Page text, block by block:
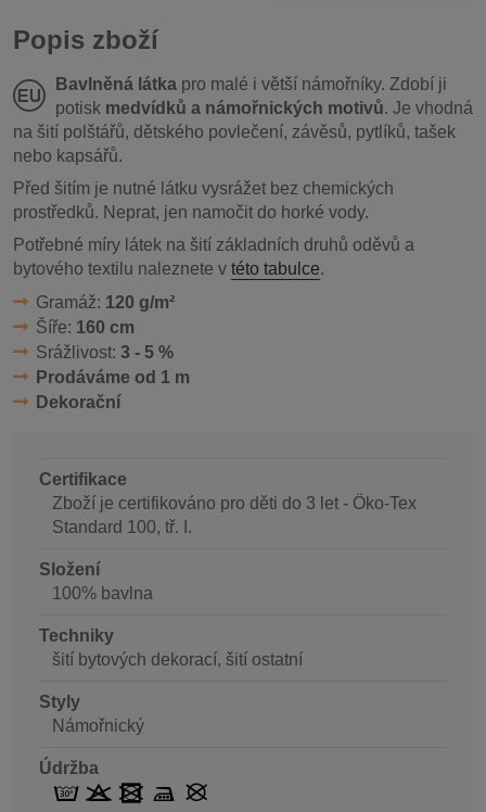
Popis zboží
Bavlněná látka pro malé i větší námořníky. Zdobí ji
potisk medvídků a námořnických motivů. Je vhodná
na šití polštářů, dětského povlečení, závěsů, pytlíků, tašek
nebo kapsářů.
Před šitím je nutné látku vysrážet bez chemických
prostředků. Neprat, jen namočit do horké vody.
Potřebné míry látek na šití základních druhů oděvů a
bytového textilu naleznete v této tabulce.
Gramáž: 120 g/m²
Šíře: 160 cm
Srážlivost: 3 - 5 %
Prodáváme od 1 m
Dekorační
Certifikace
Zboží je certifikováno pro děti do 3 let - Öko-Tex
Standard 100, tř. I.
Složení
100% bavlna
Techniky
šití bytových dekorací, šití ostatní
Styly
Námořnický
Údržba